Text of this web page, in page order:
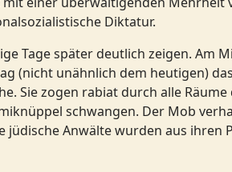
Diktatur.
Tage später deutlich zeigen. Am
(nicht unähnlich dem heutigen)
Sie zogen rabiat durch alle
schwangen. Der Mob
jüdische Anwälte wurden aus ihren